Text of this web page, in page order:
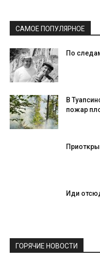
САМОЕ ПОПУЛЯРНОЕ
По
В
пожар
Иди
ГОРЯЧИЕ НОВОСТИ